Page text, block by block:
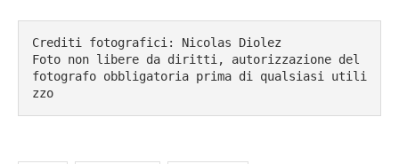
Crediti fotografici: Nicolas Diolez
Foto non libere da diritti, autorizzazione del
fotografo obbligatoria prima di qualsiasi utili
zzo